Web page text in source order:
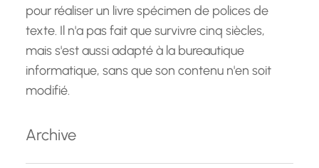
pour réaliser un livre spécimen de polices de
texte. Il n'a pas fait que survivre cinq siècles,
mais s'est aussi adapté à la bureautique
informatique, sans que son contenu n'en soit
modifié.
Archive